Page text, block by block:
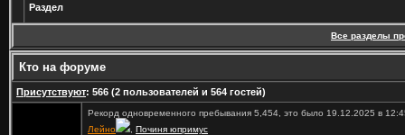
Раздел
Все разделы
Кто на форуме
Присутствуют: 566 (2 пользователей и 564 гостей)
Рекорд одновременного пребывания 5,454, это было 19.12.2025 в
Лейно
Починя юпримус